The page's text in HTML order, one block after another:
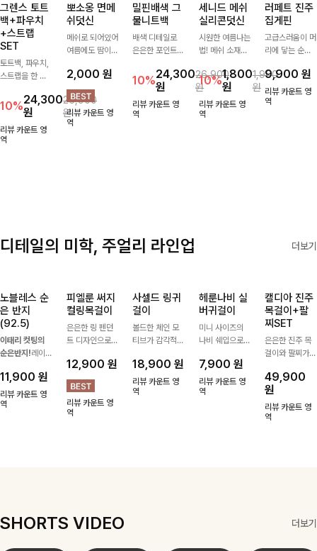
그렌스 토트
백+파우치
+스트랩
SET
토트백, 파우치,
스트랩을 한 번
ITEM활용도 높
게 어디에든 다
양하게 즐겨주세
요 ;)
10%24,300
원
26,900
원
리뷰 카운트 영
역
뽀소옹 면메
쉬덧신
메쉬로 되어있어
여름에도 땀이
음도 당당해지세
요:-)
2,000 원
리뷰 카운트 영
역
밀핀배색 그
물니트백
배색 디테일로
은은한 포인트를
백 🤍 가볍고 내
추럴한 무드로
썸머 시즌 데일
리하게 들기 좋
10%24,300
원
26,900
원
리뷰 카운트 영
역
세니드 메쉬
실리콘덧신
시원한 여름나는
법! 메쉬 소재배
착용감을 선사하
는 덧신이에요:)
10%1,800
원
1,900
원
리뷰 카운트 영
역
러페트 진주
집게핀
고급스러움이 머
리에 닿는 순간,
지는 그 날의 분
위기를 느껴보세
요:)
9,900원
리뷰 카운트 영
역
디테일의 미학, 주얼리 라인업 더보기
노블레스 순
은 반지
(92.5)
이태리 컷팅의
순은반지!레이
반지에요!고급스
러운 컬러감과
디테일로 강추에
11,900 원
리뷰 카운트 영
역
피엘룬 써지
컬링목걸이
은은한 링 펜던
트 디자인으로
써지컬스틸 소재
로 변색 걱정 없
이 데일리로 착
용하기 좋아요-
12,900 원
리뷰 카운트 영
역
사셀드 링귀
걸이
볼드한 체인 모
티브가 감각적인
는 귀걸이- 심플
하면서도 존재감
있는 디자인으로
18,900원
리뷰 카운트 영
역
헤룬나비 실
버귀걸이
미니 사이즈의
나비 쉐입으로
내어줄 이어링,
과하지 않은 포
인트가 되어줘
7,900 원
리뷰 카운트 영
역
캘디아 진주
목걸이+팔
찌SET
은은한 진주 목
걸이와 팔찌가
한 번에 완성도
높은 스타일링을
연출해주는 아이
템 🤍 데일리룩
49,900
원
리뷰 카운트 영
역
SHORTS VIDEO 더보기